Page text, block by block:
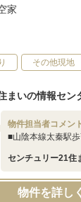
家
その他現地
まいの情報セン
物件担当者コメン
■山陰本線太秦駅
センチュリー21住
物件を詳し